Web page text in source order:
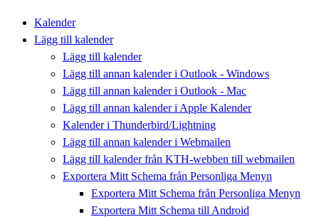
Kalender
Lägg till kalender
Lägg till kalender
Lägg till annan kalender i Outlook - Windows
Lägg till annan kalender i Outlook - Mac
Lägg till annan kalender i Apple Kalender
Kalender i Thunderbird/Lightning
Lägg till annan kalender i Webmailen
Lägg till kalender från KTH-webben till webmailen
Exportera Mitt Schema från Personliga Menyn
Exportera Mitt Schema från Personliga Menyn
Exportera Mitt Schema till Android